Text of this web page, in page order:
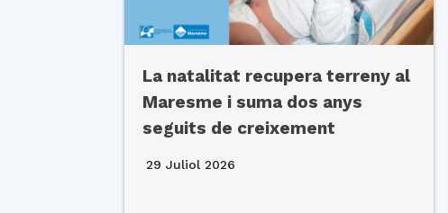
La natalitat recupera terreny al
Maresme i suma dos anys
seguits de creixement
29 Juliol 2026